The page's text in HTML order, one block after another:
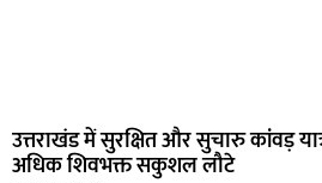
उत्तराखंड में सुरक्षित और सुचारु कांवड़
अधिक शिवभक्त सकुशल लौटे